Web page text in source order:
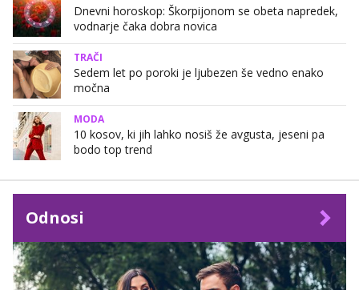
Dnevni horoskop: Škorpijonom se obeta napredek,
vodnarje čaka dobra novica
TRAČI
Sedem let po poroki je ljubezen še vedno enako
močna
MODA
10 kosov, ki jih lahko nosiš že avgusta, jeseni pa
bodo top trend
Odnosi